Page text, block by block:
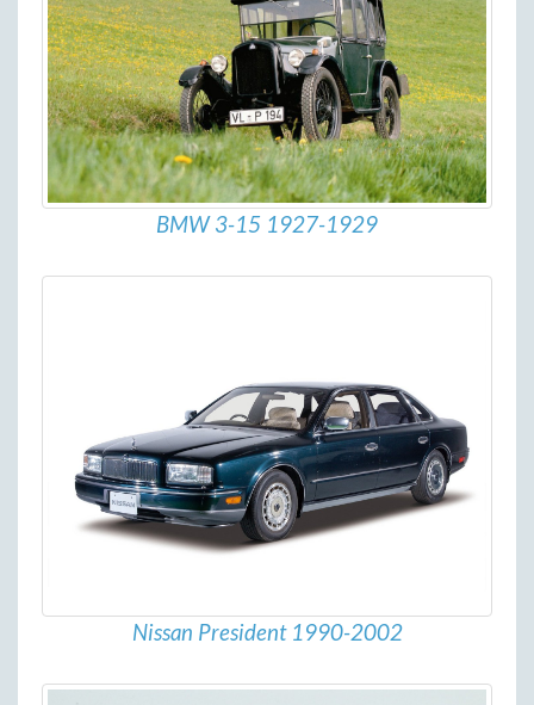
BMW 3-15 1927-1929
Nissan President 1990-2002